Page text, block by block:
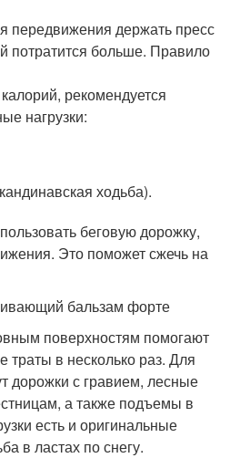
передвижения держать пресс
потратится больше. Правило
рекомендуется
нагрузки:
ходьба).
беговую дорожку,
Это поможет сжечь на
бальзам форте
поверхностям помогают
траты в несколько раз. Для
дорожки с гравием, лесные
а также подъемы в
есть и оригинальные
в ластах по снегу.